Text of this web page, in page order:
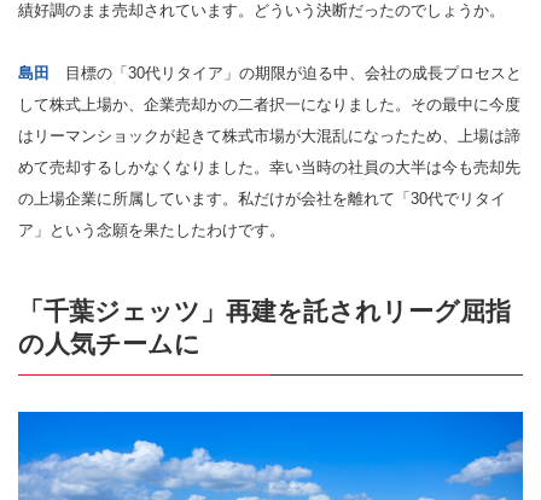
績好調のまま売却されています。どういう決断だったのでしょうか。
島田
目標の「30代リタイア」の期限が迫る中、会社の成長プロセスと
して株式上場か、企業売却かの二者択一になりました。その最中に今度
はリーマンショックが起きて株式市場が大混乱になったため、上場は諦
めて売却するしかなくなりました。幸い当時の社員の大半は今も売却先
の上場企業に所属しています。私だけが会社を離れて「30代でリタイ
ア」という念願を果たしたわけです。
「千葉ジェッツ」再建を託されリーグ屈指
の人気チームに